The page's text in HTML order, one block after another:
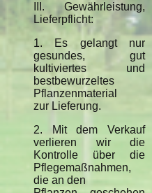
III. Gewährleistung,
Lieferpflicht:
1. Es gelangt nur
gesundes, gut
kultiviertes und
bestbewurzeltes
Pflanzenmaterial
zur Lieferung.
2. Mit dem Verkauf
verlieren wir die
Kontrolle über die
Pflegemaßnahmen,
die an den